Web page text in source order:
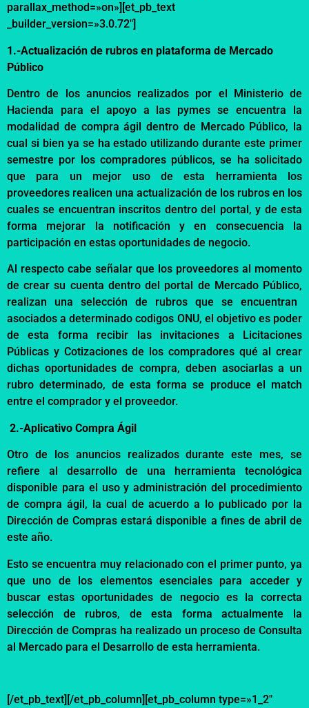
parallax_method=»on»][et_pb_text
_builder_version=»3.0.72″]
1.-Actualización de rubros en plataforma de Mercado
Público
Dentro de los anuncios realizados por el Ministerio de
Hacienda para el apoyo a las pymes se encuentra la
modalidad de compra ágil dentro de Mercado Público, la
cual si bien ya se ha estado utilizando durante este primer
semestre por los compradores públicos, se ha solicitado
que para un mejor uso de esta herramienta los
proveedores realicen una actualización de los rubros en los
cuales se encuentran inscritos dentro del portal, y de esta
forma mejorar la notificación y en consecuencia la
participación en estas oportunidades de negocio.
Al respecto cabe señalar que los proveedores al momento
de crear su cuenta dentro del portal de Mercado Público,
realizan una selección de rubros que se encuentran
asociados adeterminadocodigos ONU, el objetivo es poder
de esta forma recibir las invitaciones a Licitaciones
Públicas y Cotizaciones de los compradores qué al crear
dichas oportunidades de compra, deben asociarlas a un
rubro determinado, de esta forma se produce el match
entre el comprador y el proveedor.
2.-Aplicativo Compra Ágil
Otro de los anuncios realizados durante este mes, se
refiere al desarrollo de una herramienta tecnológica
disponible para el uso y administración del procedimiento
de compra ágil, la cual de acuerdo a lo publicado por la
Dirección de Compras estará disponible a fines de abril de
este año.
Esto se encuentra muy relacionado con el primer punto, ya
que uno de los elementos esenciales para acceder y
buscar estas oportunidades de negocio es la correcta
selección de rubros, de esta forma actualmente la
Dirección de Compras ha realizado un proceso de Consulta
al Mercado para el Desarrollo de esta herramienta.
[/et_pb_text][/et_pb_column][et_pb_column type=»1_2″